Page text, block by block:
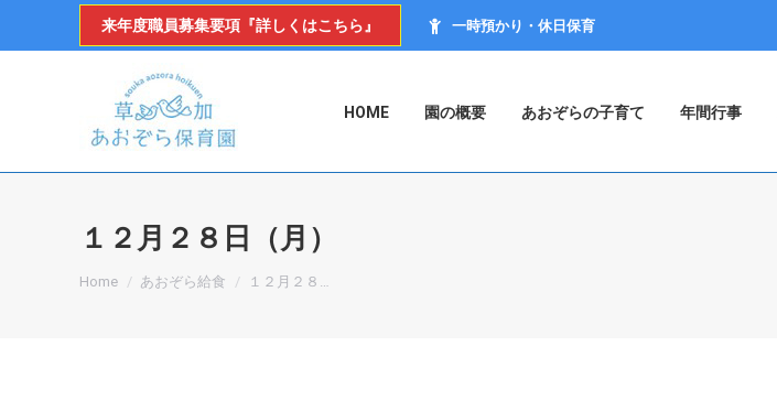
来年度職員募集要項『詳しくはこちら』 一時預かり・休日保育
HOME 園の概要 あおぞらの子育て 年間行事
１２月２８日（月）
You are here:
Home あおぞら給食 １２月２８…